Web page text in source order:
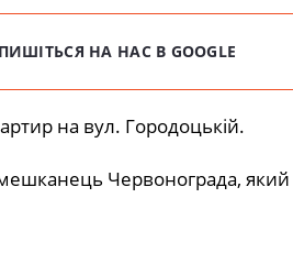
НА НАС В GOOGLE
на вул. Городоцькій.
Червонограда,